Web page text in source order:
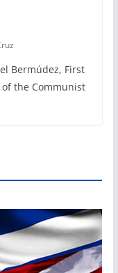
Bermúdez, First
the Communist